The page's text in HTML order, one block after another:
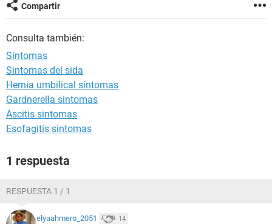
Compartir
Consulta también:
Síntomas
Sintomas del sida
Hernia umbilical síntomas
Gardnerella sintomas
Ascitis sintomas
Esofagitis sintomas
1 respuesta
RESPUESTA 1 / 1
elyaahmero_2051 14